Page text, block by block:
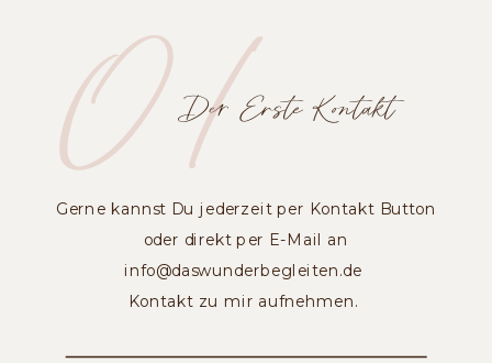
Gerne kannst Du jederzeit per Kontakt Button
oder direkt per E-Mail an
info@daswunderbegleiten.de
Kontakt zu mir aufnehmen.
Der Erste Kontakt
01